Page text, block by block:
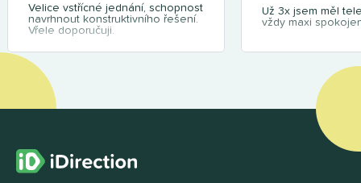
Velice vstřícné jednání, schopnost
navrhnout konstruktivního řešení.
Vřele doporučuji.
Už 3x jsem měl
vždy maxi